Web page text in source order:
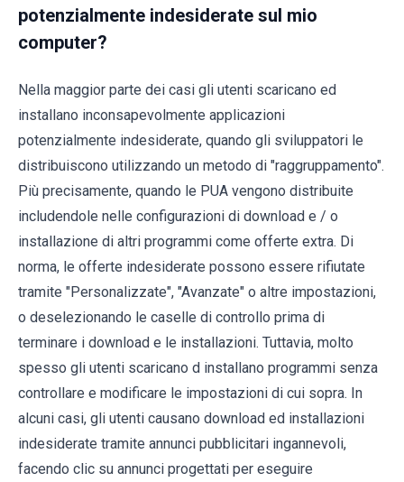
potenzialmente indesiderate sul mio
computer?
Nella maggior parte dei casi gli utenti scaricano ed
installano inconsapevolmente applicazioni
potenzialmente indesiderate, quando gli sviluppatori le
distribuiscono utilizzando un metodo di "raggruppamento".
Più precisamente, quando le PUA vengono distribuite
includendole nelle configurazioni di download e / o
installazione di altri programmi come offerte extra. Di
norma, le offerte indesiderate possono essere rifiutate
tramite "Personalizzate", "Avanzate" o altre impostazioni,
o deselezionando le caselle di controllo prima di
terminare i download e le installazioni. Tuttavia, molto
spesso gli utenti scaricano d installano programmi senza
controllare e modificare le impostazioni di cui sopra. In
alcuni casi, gli utenti causano download ed installazioni
indesiderate tramite annunci pubblicitari ingannevoli,
facendo clic su annunci progettati per eseguire